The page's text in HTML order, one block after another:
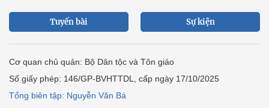
Tuyến bài Sự kiện
Cơ quan chủ quản: Bộ Dân tộc và Tôn giáo
Số giấy phép: 146/GP-BVHTTDL, cấp ngày 17/10/2025
Tổng biên tập: Nguyễn Văn Bá